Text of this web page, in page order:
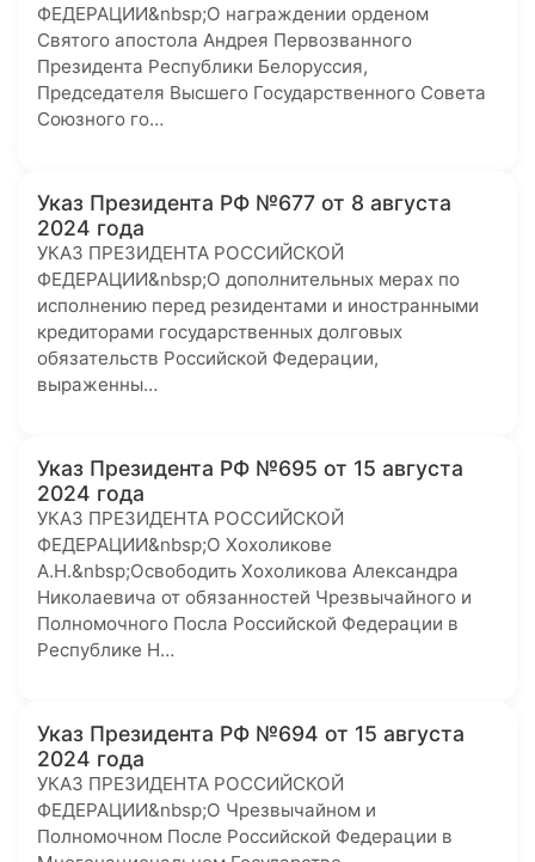
ФЕДЕРАЦИИ&nbsp;О награждении орденом
Святого апостола Андрея Первозванного
Президента Республики Белоруссия,
Председателя Высшего Государственного Совета
Союзного го…
Указ Президента РФ №677 от 8 августа
2024 года
УКАЗ ПРЕЗИДЕНТА РОССИЙСКОЙ
ФЕДЕРАЦИИ&nbsp;О дополнительных мерах по
исполнению перед резидентами и иностранными
кредиторами государственных долговых
обязательств Российской Федерации,
выраженны…
Указ Президента РФ №695 от 15 августа
2024 года
УКАЗ ПРЕЗИДЕНТА РОССИЙСКОЙ
ФЕДЕРАЦИИ&nbsp;О Хохоликове
А.Н.&nbsp;Освободить Хохоликова Александра
Николаевича от обязанностей Чрезвычайного и
Полномочного Посла Российской Федерации в
Республике Н…
Указ Президента РФ №694 от 15 августа
2024 года
УКАЗ ПРЕЗИДЕНТА РОССИЙСКОЙ
ФЕДЕРАЦИИ&nbsp;О Чрезвычайном и
Полномочном После Российской Федерации в